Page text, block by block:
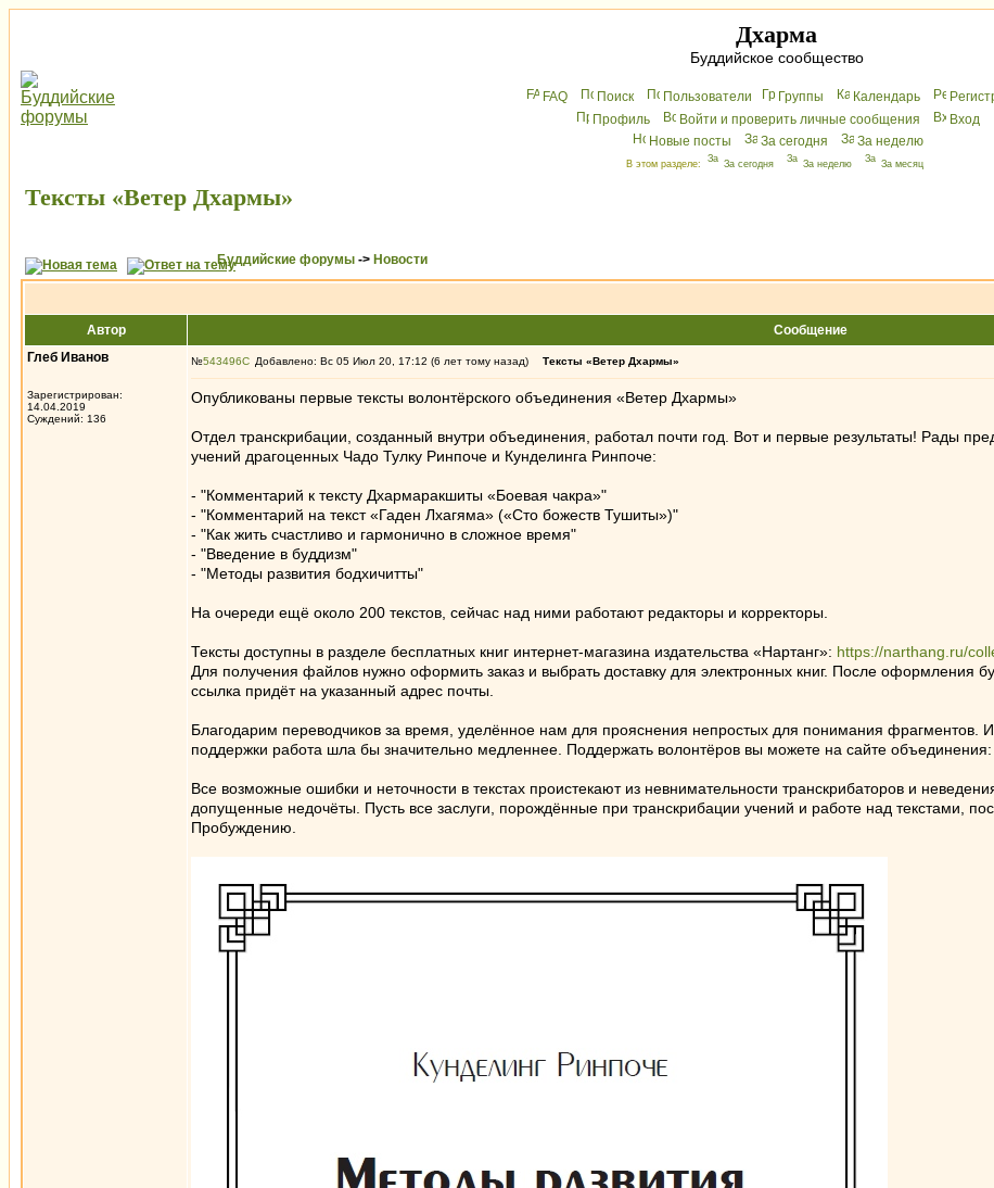
Дхарма
Буддийское сообщество
FAQ Поиск Пользователи Группы Календарь
Профиль
Войти и проверить личные сообщения
Вхoд
Новые посты
За сегодня За неделю
В этом разделе: За сегодня За неделю За месяц
Тексты «Ветер Дхармы»
Буддийские форумы -> Новости
Автор
Сообщение
Глеб Иванов
Зарегистрирован:
14.04.2019
Суждений: 136
№543496 Добавлено: Вс 05 Июл 20, 17:12 (6 лет тому назад) Тексты «Ветер Дхармы»
Опубликованы первые тексты волонтёрского объединения «Ветер Дхармы»
Отдел транскрибации, созданный внутри объединения, работал почти год. Вот и первые результаты! Рады
учений драгоценных Чадо Тулку Ринпоче и Кунделинга Ринпоче:
- "Комментарий к тексту Дхармаракшиты «Боевая чакра»"
- "Комментарий на текст «Гаден Лхагяма» («Сто божеств Тушиты»)"
- "Как жить счастливо и гармонично в сложное время"
- "Введение в буддизм"
- "Методы развития бодхичитты"
На очереди ещё около 200 текстов, сейчас над ними работают редакторы и корректоры.
Тексты доступны в разделе бесплатных книг интернет-магазина издательства «Нартанг»: https://narthang.ru/
Для получения файлов нужно оформить заказ и выбрать доставку для электронных книг. После оформления
ссылка придёт на указанный адрес почты.
Благодарим переводчиков за время, уделённое нам для прояснения непростых для понимания фрагментов.
поддержки работа шла бы значительно медленнее. Поддержать волонтёров вы можете на сайте объединения:
Все возможные ошибки и неточности в текстах проистекают из невнимательности транскрибаторов и
допущенные недочёты. Пусть все заслуги, порождённые при транскрибации учений и работе над текстами,
Пробуждению.